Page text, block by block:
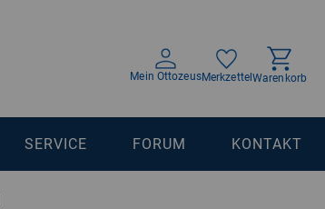
Mein OttozeusMerkzettelWarenkorb
SERVICE FORUM KONTAKT